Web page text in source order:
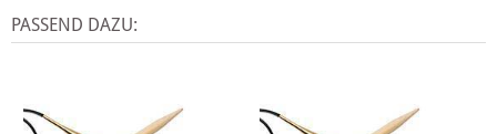
PASSEND DAZU: